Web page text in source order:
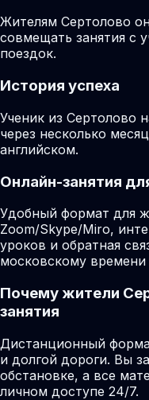
Жителям Сертолово
совмещать занятия с
поездок.
История успеха
Ученик из Сертолово
через несколько
английском.
Онлайн-занятия
Удобный формат для
Zoom/Skype/Miro,
уроков и обратная
московскому
Почему жители
занятия
Дистанционный
и долгой дороги. Вы
обстановке, а все
личном доступе 24/7.